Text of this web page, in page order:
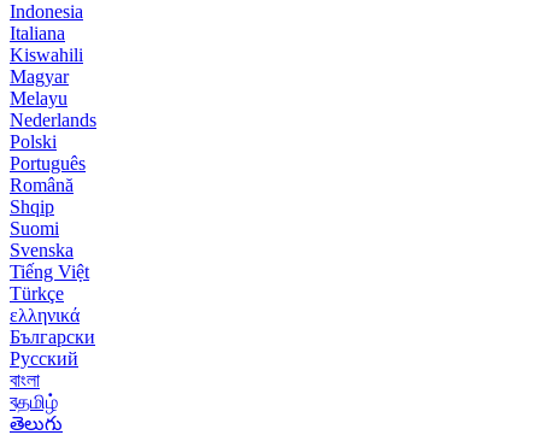
Indonesia
Italiana
Kiswahili
Magyar
Melayu
Nederlands
Polski
Português
Română
Shqip
Suomi
Svenska
Tiếng Việt
Türkçe
ελληνικά
Български
Русский
বাংলা
বதமிழ்
తెలుగు